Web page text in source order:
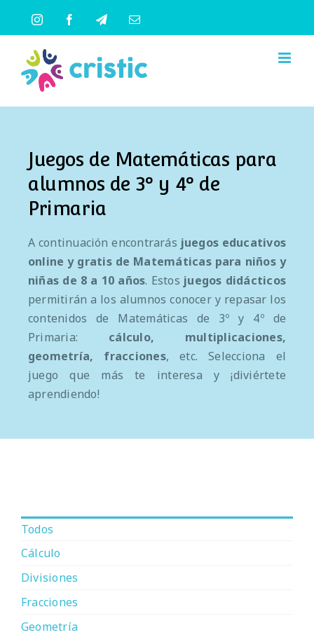
contenido
InstagramFacebookTelegramCorreo
Juegos de Matemáticas para
alumnos de 3º y 4º de
Primaria
A continuación encontrarás juegos educativos
online y gratis de Matemáticas para niños y
niñas de 8 a 10 años. Estos juegos didácticos
permitirán a los alumnos conocer y repasar los
contenidos de Matemáticas de 3º y 4º de
Primaria: cálculo, multiplicaciones,
geometría,
fracciones, etc. Selecciona el
juego que más te interesa y ¡diviértete
aprendiendo!
Todos
Cálculo
Divisiones
Fracciones
Geometría